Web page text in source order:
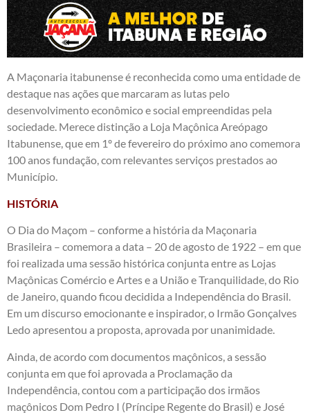
A Maçonaria itabunense é reconhecida como uma entidade de
destaque nas ações que marcaram as lutas pelo
desenvolvimento econômico e social empreendidas pela
sociedade. Merece distinção a Loja Maçônica Areópago
Itabunense, que em 1º de fevereiro do próximo ano comemora
100 anos fundação, com relevantes serviços prestados ao
Município.
HISTÓRIA
O Dia do Maçom – conforme a história da Maçonaria
Brasileira – comemora a data – 20 de agosto de 1922 – em que
foi realizada uma sessão histórica conjunta entre as Lojas
Maçônicas Comércio e Artes e a União e Tranquilidade, do Rio
de Janeiro, quando ficou decidida a Independência do Brasil.
Em um discurso emocionante e inspirador, o Irmão Gonçalves
Ledo apresentou a proposta, aprovada por unanimidade.
Ainda, de acordo com documentos maçônicos, a sessão
conjunta em que foi aprovada a Proclamação da
Independência, contou com a participação dos irmãos
maçônicos Dom Pedro I (Príncipe Regente do Brasil) e José